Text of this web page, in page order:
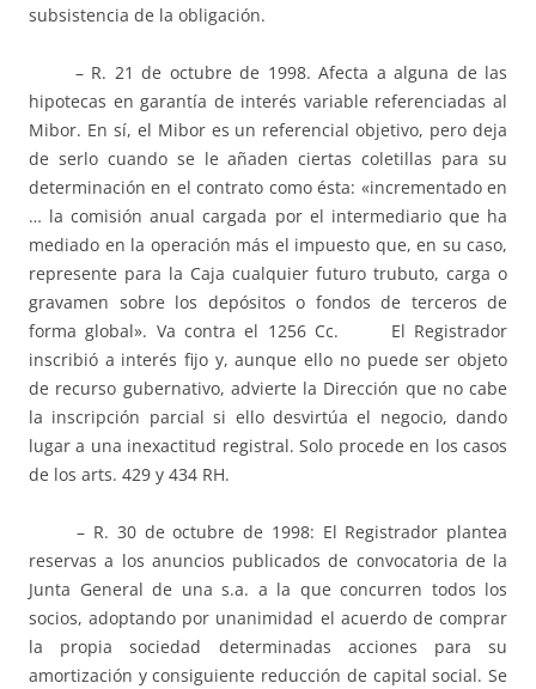
subsistencia de la obligación.
– R. 21 de octubre de 1998. Afecta a alguna de las
hipotecas en garantía de interés variable referenciadas al
Mibor. En sí, el Mibor es un referencial objetivo, pero deja
de serlo cuando se le añaden ciertas coletillas para su
determinación en el contrato como ésta: «incrementado en
… la comisión anual cargada por el intermediario que ha
mediado en la operación más el impuesto que, en su caso,
represente para la Caja cualquier futuro trubuto, carga o
gravamen sobre los depósitos o fondos de terceros de
forma global». Va contra el 1256 Cc. El Registrador
inscribió a interés fijo y, aunque ello no puede ser objeto
de recurso gubernativo, advierte la Dirección que no cabe
la inscripción parcial si ello desvirtúa el negocio, dando
lugar a una inexactitud registral. Solo procede en los casos
de los arts. 429 y 434 RH.
– R. 30 de octubre de 1998: El Registrador plantea
reservas a los anuncios publicados de convocatoria de la
Junta General de una s.a. a la que concurren todos los
socios, adoptando por unanimidad el acuerdo de comprar
la propia sociedad determinadas acciones para su
amortización y consiguiente reducción de capital social. Se